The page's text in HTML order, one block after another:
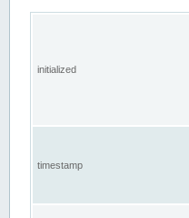
initialized
timestamp